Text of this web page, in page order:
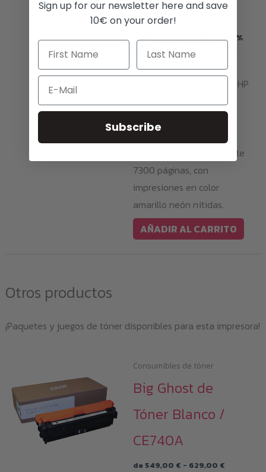
399,00€
i
Todos los precios con19%
MwSt.y gastos de envío
Big Ghost Neon Yellow
Toner es compatible con HP
Color LaserJet CP5220
Series/CP5225/N/DN/XH.
Con este tóner podrás
obtener aproximadamente
7300 páginas, con
impresiones en color
amarillo neón nítidas.
AÑADIR AL CARRITO
Otros productos
¡Paquetes y juegos de tóner disponibles para esta impresora!
Consumibles de tóner
Big Ghost de
Tóner Blanco /
CE740A
de 549,00 € - 629,00 €
Sign up for our newsletter here and save
10€ on your order!
Email
Subscribe